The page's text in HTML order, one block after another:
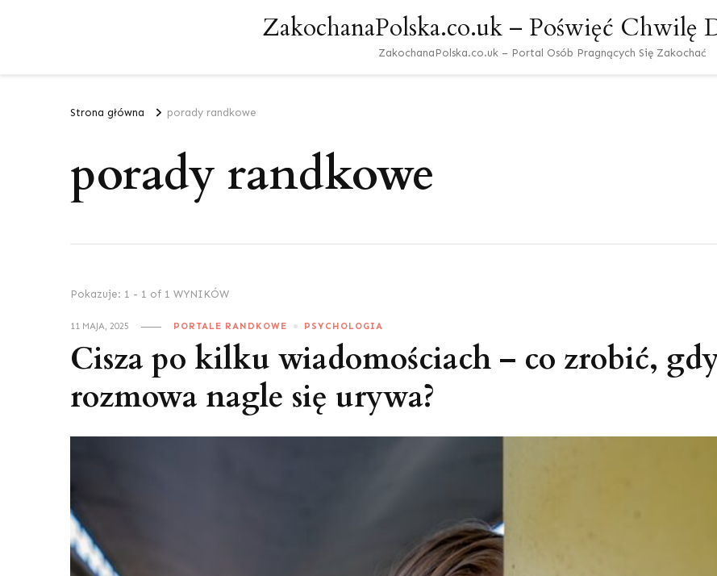
ZakochanaPolska.co.uk – Poświęć Chwilę
ZakochanaPolska.co.uk – Portal Osób Pragnących Się Zakochać
Strona główna porady randkowe
porady randkowe
Pokazuje: 1 - 1 of 1 WYNIKÓW
11 MAJA, 2025 PORTALE RANDKOWE PSYCHOLOGIA
Cisza po kilku wiadomościach – co zrobić,
rozmowa nagle się urywa?